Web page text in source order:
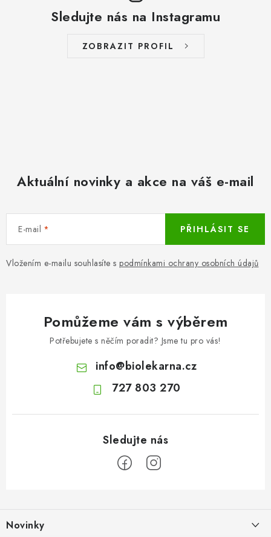
Sledujte nás na Instagramu
ZOBRAZIT PROFIL
Aktuální novinky a akce na váš e-mail
E-mail
Vložením e-mailu souhlasíte s podmínkami ochrany osobních údajů
PŘIHLÁSIT SE
Pomůžeme vám s výběrem
Potřebujete s něčím poradit? Jsme tu pro vás!
info@biolekarna.cz
727 803 270
pNovinky